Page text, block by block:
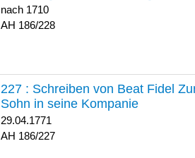
nach 1710
186/228
227 : Schreiben von Beat Fidel
Sohn in seine Kompanie
29.04.1771
186/227